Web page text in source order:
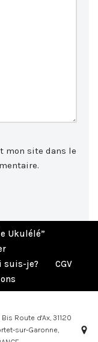
mon site dans le
Ukulélé”
suis-je?
CGV
Bis Route d'Ax, 31120
sur-Garonne,